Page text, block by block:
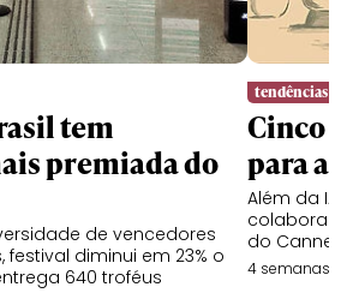
tem
premiada do
de vencedores
diminui em 23% o
640 troféus
tendências
Cinco
para a
Além da
do Cannes
4 semanas